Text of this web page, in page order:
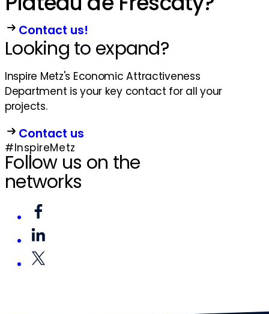
Contact us!
Looking to expand?
Inspire Metz's Economic Attractiveness
Department is your key contact for all your
projects.
Contact us
#InspireMetz
Follow us on the
networks